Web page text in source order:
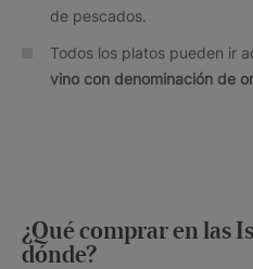
de pescados.
Todos los platos pueden ir
vino con denominación de
¿Qué comprar en las
dónde?